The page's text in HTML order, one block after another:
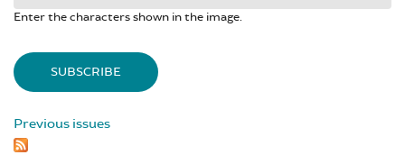
Enter the characters shown in the image.
Previous issues